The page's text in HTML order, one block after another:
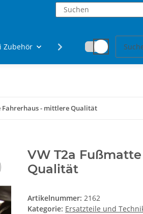
Zubehör Fanartikel
Fahrerhaus - mittlere Qualität
VW T2a
Qualität
Artikelnummer: 2162
Kategorie: Ersatzteile und